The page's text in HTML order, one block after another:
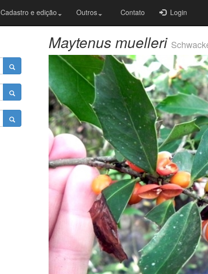
Cadastro e edição Outros Contato Login
Maytenus muelleri